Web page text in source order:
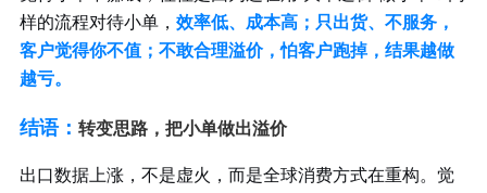
样的流程对待小单， 效率低、成本高；只出货、不服务，
客户觉得你不值；不敢合理溢价，怕客户跑掉，结果越做
越亏。
结语： 转变思路，把小单做出溢价
出口数据上涨，不是虚火，而是全球消费方式在重构。觉